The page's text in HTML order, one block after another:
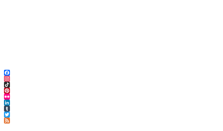
Facebook
Instagram
TikTok
Pinterest
Flickr
LinkedIn
Tumblr
Twitter
Feed